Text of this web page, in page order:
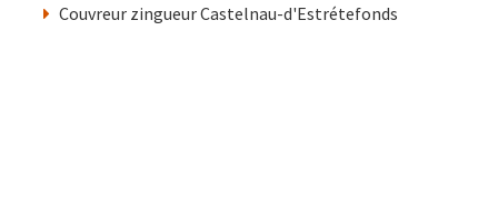
Couvreur zingueur Castelnau-d'Estrétefonds